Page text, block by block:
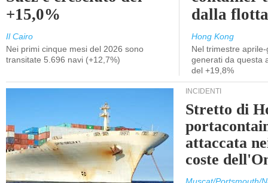
+15,0%
Il Cairo
Nei primi cinque mesi del 2026 sono
transitate 5.696 navi (+12,7%)
dalla
Hong Kong
Nel trimestre
generati da questa
del +19,8%
INCIDENTI
Stretto di
attaccata
coste